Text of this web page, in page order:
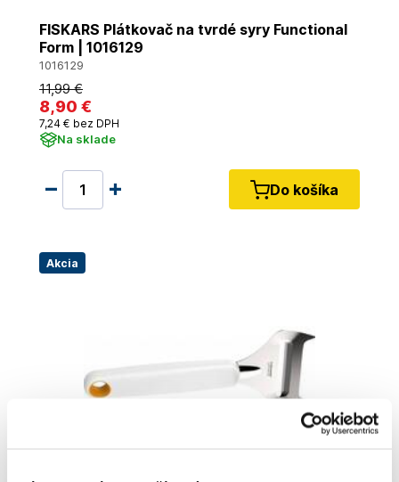
FISKARS Plátkovač na tvrdé syry Functional
Form | 1016129
1016129
11,99 €
8,90 €
7,24 € bez DPH
Na sklade
Do košíka
Akcia